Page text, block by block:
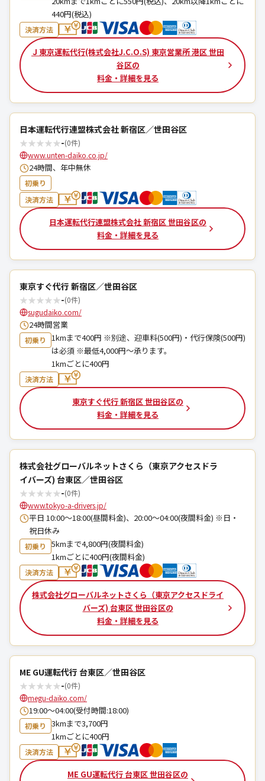
440円(税込)
決済方法
Ｊ東京運転代行(株式会社J.C.O.S) 東京営業所 港区 世田
谷区の
料金・詳細を見る
日本運転代行連盟株式会社 新宿区／世田谷区
★★★★★-(0件)
www.unten-daiko.co.jp/
24時間、年中無休
初乗り
決済方法
日本運転代行連盟株式会社 新宿区 世田谷区の
料金・詳細を見る
東京すぐ代行 新宿区／世田谷区
★★★★★-(0件)
sugudaiko.com/
24時間営業
初乗り
1kmまで400円 ※別途、迎車料(500円)・代行保険(500円)
は必須 ※最低4,000円～承ります。
1kmごとに400円
決済方法
東京すぐ代行 新宿区 世田谷区の
料金・詳細を見る
株式会社グローバルネットさくら（東京アクセスドラ
イバーズ) 台東区／世田谷区
★★★★★-(0件)
www.tokyo-a-drivers.jp/
平日 10:00～18:00(昼間料金)、20:00～04:00(夜間料金) ※日・
祝日休み
初乗り
5kmまで4,800円(夜間料金)
1kmごとに400円(夜間料金)
決済方法
株式会社グローバルネットさくら（東京アクセスドライ
バーズ) 台東区 世田谷区の
料金・詳細を見る
ME GU運転代行 台東区／世田谷区
★★★★★-(0件)
megu-daiko.com/
19:00〜04:00(受付時間:18:00)
初乗り
3kmまで3,700円
1kmごとに400円
決済方法
ME GU運転代行 台東区 世田谷区の